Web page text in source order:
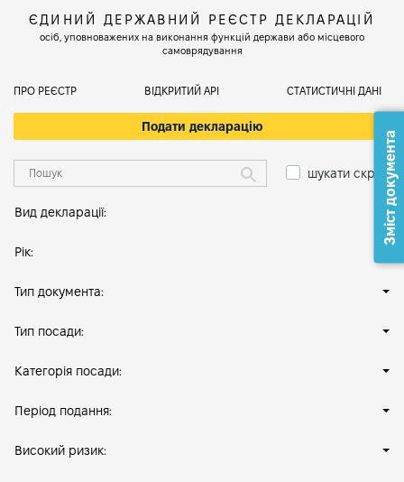
ЄДИНИЙ ДЕРЖАВНИЙ РЕЄСТР ДЕКЛАРАЦІЙ
осіб, уповноважених на виконання функцій держави або місцевого
самоврядування
ПРО РЕЄСТР ВІДКРИТИЙ АРІ СТАТИСТИЧНІ ДАНІ
Подати декларацію
шукати скрізь
Вид декларації:
Рік:
Тип документа:
Тип посади:
Категорія посади:
Період подання:
Високий ризик:
Зміст документа